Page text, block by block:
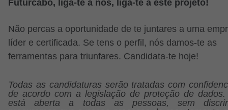
Futurcabo, liga-te a nós, liga-te a este projeto!
Não percas a oportunidade de te juntares a uma
líder e certificada. Se tens o perfil, nós damos-te as
ferramentas para triunfares. Candidata-te hoje!
Todas as candidaturas serão tratadas com
de acordo com a legislação de proteção de dados.
está aberta a todas as pessoas, sem